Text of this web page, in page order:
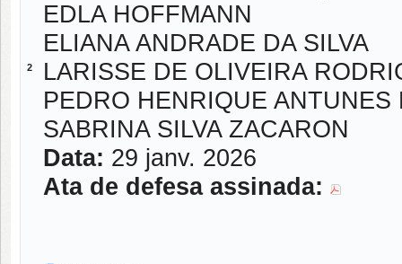
2
EDLA HOFFMANN
ELIANA ANDRADE DA SILVA
LARISSE DE OLIVEIRA
PEDRO HENRIQUE ANTUNES
SABRINA SILVA ZACARON
Data: 29 janv. 2026
Ata de defesa assinada: